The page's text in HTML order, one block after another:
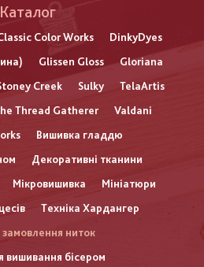
Каталог
Color Works
DinkyDyes
Glissen Gloss
Gloriana
Creek Sulky
TelaArtis
Thread Gatherer
Valdani
Вишивка гладдю
Декоративні тканини
Мікровишивка
Мініатюри
Техніка Хардангер
ниток
вишивання бісером